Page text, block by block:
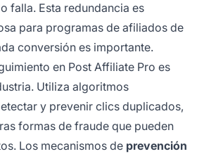
falla. Esta redundancia es
para programas de afiliados de
conversión es importante.
en Post Affiliate Pro es
Utiliza algoritmos
y prevenir clics duplicados,
formas de fraude que pueden
Los mecanismos de prevención